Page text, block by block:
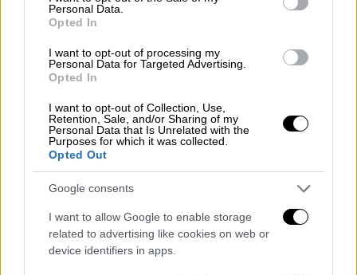
Personal Data.
Opted In
I want to opt-out of processing my
Personal Data for Targeted Advertising.
Opted In
I want to opt-out of Collection, Use,
Retention, Sale, and/or Sharing of my
Personal Data that Is Unrelated with the
Purposes for which it was collected.
Opted Out
Google consents
I want to allow Google to enable storage
related to advertising like cookies on web or
device identifiers in apps.
Συνάντηση Μητσοτάκη - Μπέρμποκ:
Αλλαγή σελίδας στις
ελληνογερμανικές σχέσεις - Ψηλά
στην ατζέντα το ενεργειακό
Ο ΠρωθυπουργόςΚυριάκος Μητσοτάκης
συναντήθηκε σήμερα Παρασκευή στο
Μέγαρο Μαξίμου
Εξωτερικών της Ομοσπονδιακής
Δημοκρατίας της
Μπέρμποκ. Κατά τη διάρκεια της
συνάντησηςσυζητήθηκανθέματαδιμερούς
περιφερειακού καιδιεθνούς ενδιαφέροντος